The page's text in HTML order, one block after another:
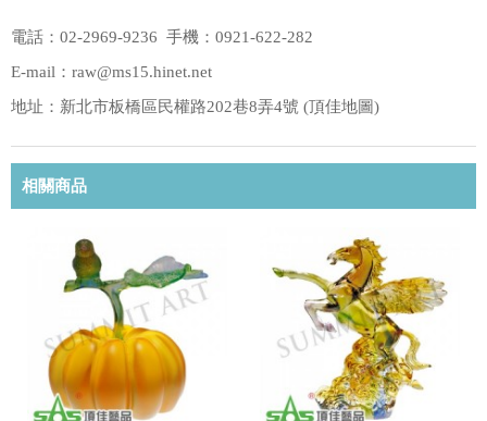
電話：02-2969-9236 手機：0921-622-282
E-mail：raw@ms15.hinet.net
地址：新北市板橋區民權路202巷8弄4號 (頂佳地圖)
相關商品